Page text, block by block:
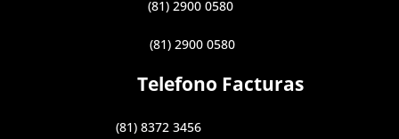
(81) 2900 0580
(81) 2900 0580
Telefono Facturas
(81) 8372 3456